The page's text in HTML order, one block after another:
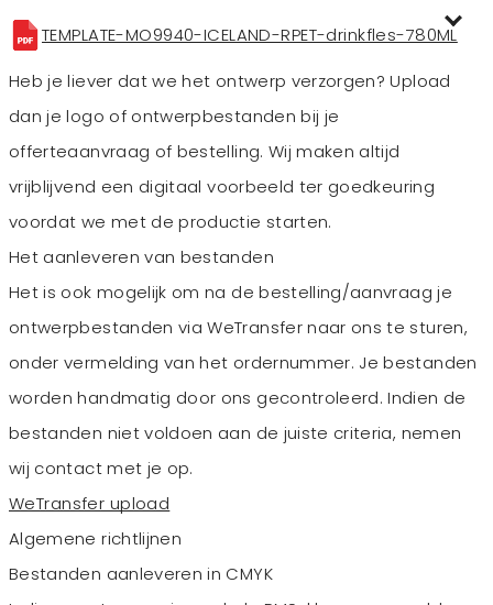
TEMPLATE-MO9940-ICELAND-RPET-drinkfles-780ML
Heb je liever dat we het ontwerp verzorgen? Upload
dan je logo of ontwerpbestanden bij je
offerteaanvraag of bestelling. Wij maken altijd
vrijblijvend een digitaal voorbeeld ter goedkeuring
voordat we met de productie starten.
Het aanleveren van bestanden
Het is ook mogelijk om na de bestelling/aanvraag je
ontwerpbestanden via WeTransfer naar ons te sturen,
onder vermelding van het ordernummer. Je bestanden
worden handmatig door ons gecontroleerd. Indien de
bestanden niet voldoen aan de juiste criteria, nemen
wij contact met je op.
WeTransfer upload
Algemene richtlijnen
Bestanden aanleveren in CMYK